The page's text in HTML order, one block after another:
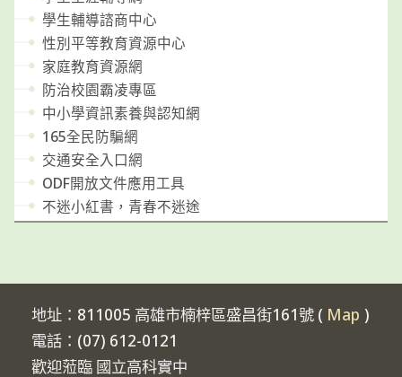
學生輔導諮商中心
性別平等教育資源中心
家庭教育資源網
防治校園霸凌專區
中小學資訊素養與認知網
165全民防騙網
交通安全入口網
ODF開放文件應用工具
不迷小紅書，青春不迷途
地址：811005 高雄市楠梓區盛昌街161號 ( Map )
電話：(07) 612-0121
歡迎蒞臨 國立高科實中